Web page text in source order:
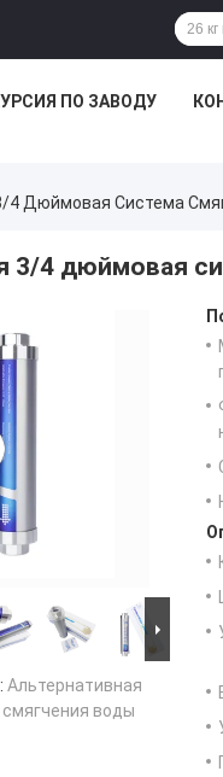
ПО ЗАВОДУ
4 Дюймовая Система
3/4 дюймовая
Альтернативная
воды